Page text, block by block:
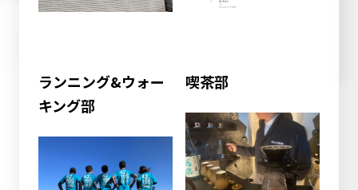
ランニング&ウォー
キング部
喫茶部